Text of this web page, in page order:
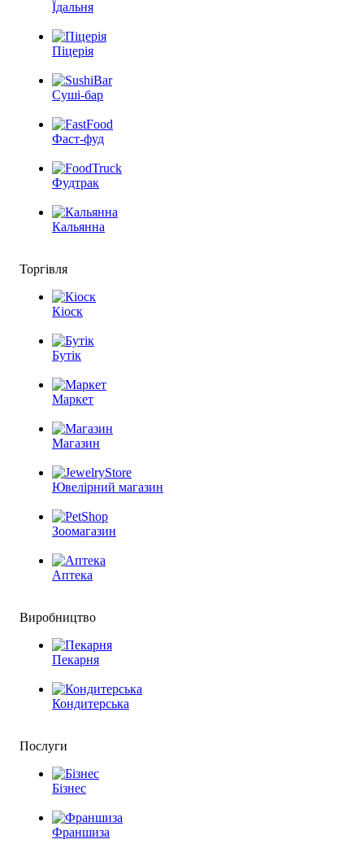
Їдальня
Піцерія
Суші-бар
Фаст-фуд
Фудтрак
Кальянна
Торгівля
Кіоск
Бутік
Маркет
Магазин
Ювелірний магазин
Зоомагазин
Аптека
Виробництво
Пекарня
Кондитерська
Послуги
Бізнес
Франшиза